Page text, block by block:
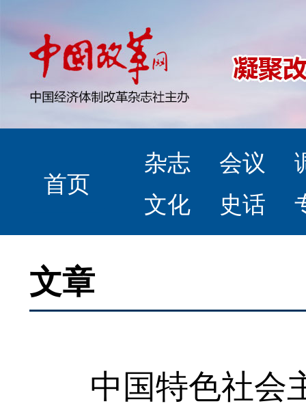
首页
杂志 会议
文化
史话
文章
中国特色社会